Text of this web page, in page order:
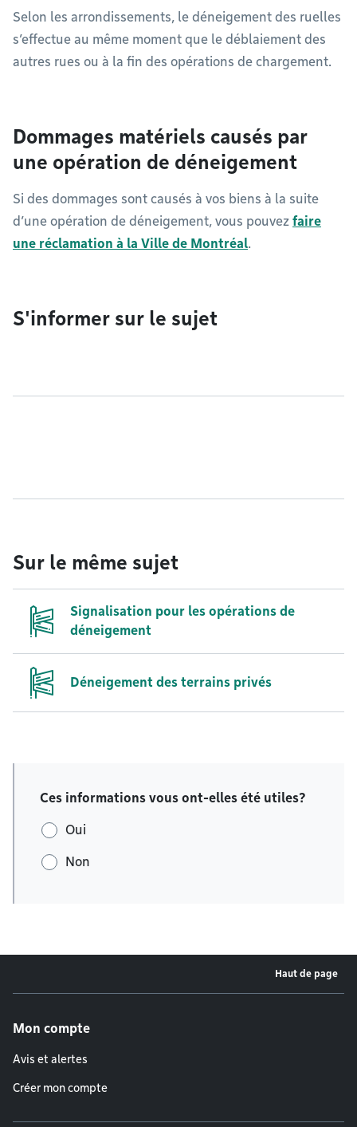
Selon les arrondissements, le déneigement des ruelles
s’effectue au même moment que le déblaiement des
autres rues ou à la fin des opérations de chargement.
Dommages matériels causés par
une opération de déneigement
Si des dommages sont causés à vos biens à la suite
d’une opération de déneigement, vous pouvez faire
une réclamation à la Ville de Montréal.
S'informer sur le sujet
Sur le même sujet
Signalisation pour les opérations de
déneigement
Déneigement des terrains privés
Ces informations vous ont-elles été utiles?
Oui
Non
Haut de page
Mon compte
Avis et alertes
Créer mon compte